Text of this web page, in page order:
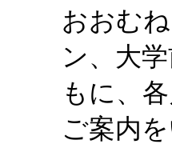
おおむ
ン、大
もに、
ご案内